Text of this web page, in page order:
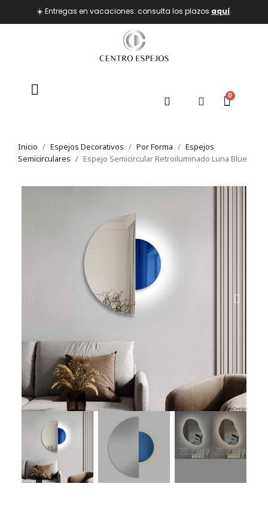
☀️ Entregas en vacaciones: consulta los plazos aquí.
Inicio Espejos Decorativos Por Forma
Espejos
Semicirculares
Espejo Semicircular Retroiluminado Luna Blue